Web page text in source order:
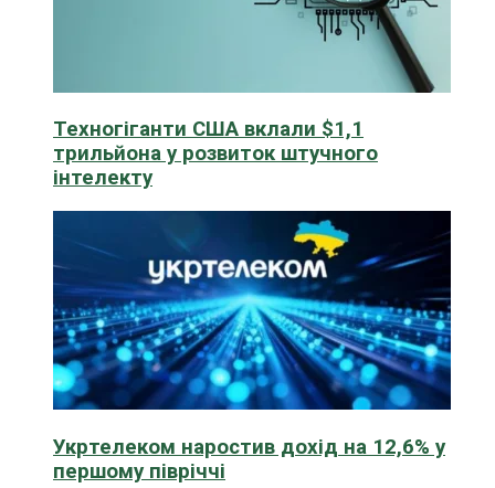
Техногіганти США вклали $1,1
трильйона у розвиток штучного
інтелекту
Укртелеком наростив дохід на 12,6% у
першому півріччі